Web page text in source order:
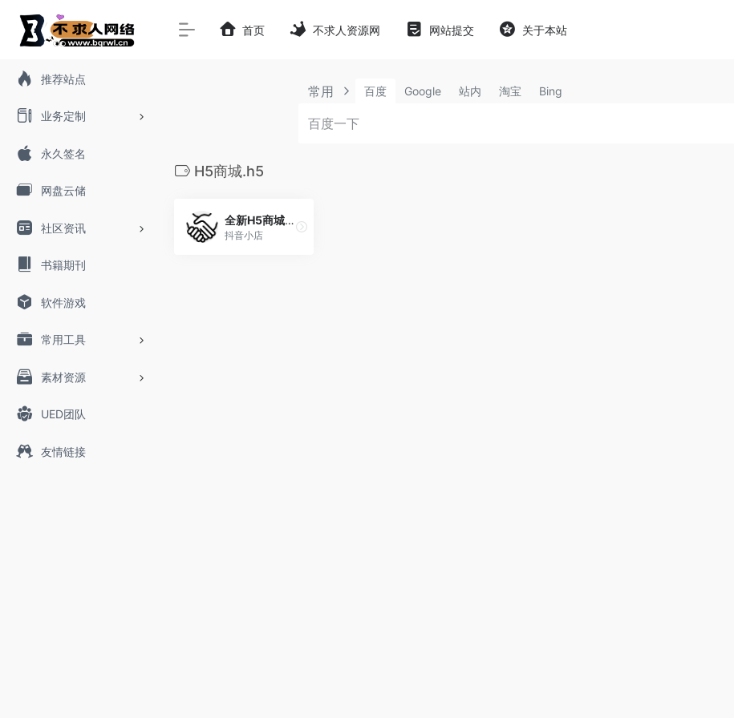
推荐站点
业务定制
永久签名
网盘云储
社区资讯
书籍期刊
软件游戏
常用工具
素材资源
UED团队
友情链接
首页 不求人资源网 网站提交 关于本站
常用 百度 Google 站内 淘宝 Bing
H5商城.h5
全新H5商城搭建
抖音小店